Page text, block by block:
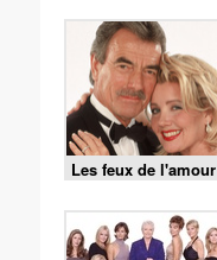
Les feux de l'amour